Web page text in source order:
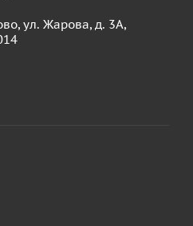
ул. Жарова, д. 3А,